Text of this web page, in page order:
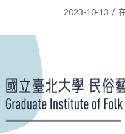
2023-10-13 /